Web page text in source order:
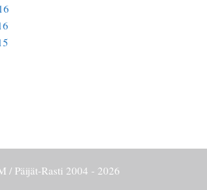
/ Päijät-Rasti 2004 - 2026